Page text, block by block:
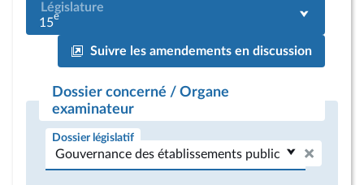
Législature
15e
Suivre les amendements en discussion
Dossier concerné / Organe
examinateur
Dossier législatif